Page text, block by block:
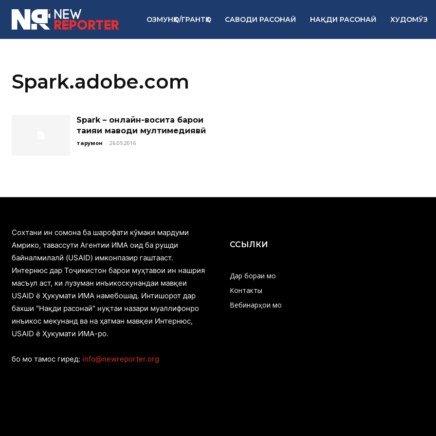
ОЗМУНҲО/ГРАНТҲО САВОДИ РАСОНАӢ НАҚДИ РАСОНАӢ ХУДОМӮЗ
Spark.adobe.com
Spark – онлайн-восита барои
таҳияи маводи мултимедиявӣ
тарҷумон - 26.05.2016
Cохтани ин сомона ба шарофати кӯмаки мардуми
Амрико, тавассути Агентии ИМА оид ба рушди
байналмилалӣ (USAID) имконпазир гаштааст.
Интернюс дар Тоҷикистон барои муҳтавои ин нашрия
масъул аст, ки лузуман инъикоскунандаи мавқеи
USAID ё Ҳукумати ИМА намебошад. Интишорот дар
бахши "Нақди расонаӣ" нуқтаи назари муаллифонро
инъикос мекунанд ва на ҳатман мавқеи Интернюс,
USAID ё Ҳукумати ИМА-ро.
бо мо тамос гиред: info@newreporter.org
ССЫЛКИ
Дар бораи мо
Контакты
Вебинарҳои мо